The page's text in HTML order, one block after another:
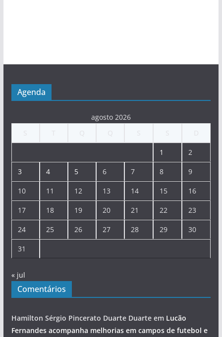
Agenda
agosto 2026
1 2
3 4 5 6 7 8 9
10 11 12 13 14 15 16
17 18 19 20 21 22 23
24 25 26 27 28 29 30
31
« jul
Comentários
Hamilton Sérgio Pincerato Duarte Duarteem Lucão
Fernandes acompanha melhorias em campos de futebol e